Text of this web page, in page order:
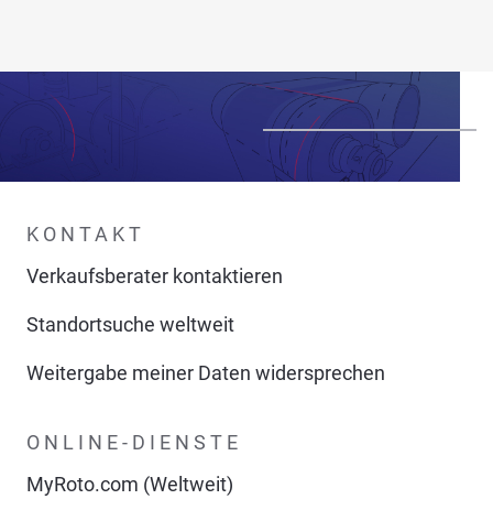
KONTAKT
Verkaufsberater kontaktieren
Standortsuche weltweit
Weitergabe meiner Daten widersprechen
ONLINE-DIENSTE
MyRoto.com (Weltweit)